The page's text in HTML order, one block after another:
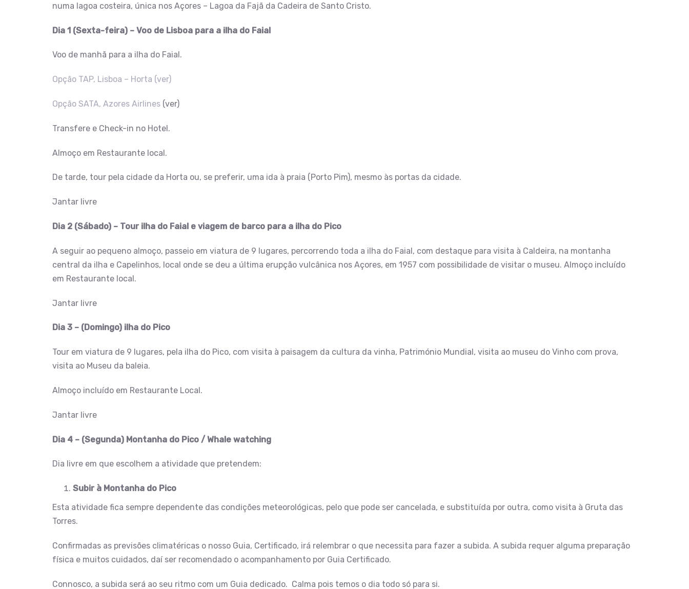
numa lagoa costeira, única nos Açores – Lagoa da Fajã da Cadeira de Santo Cristo.
Dia 1 (Sexta-feira) – Voo de Lisboa para a ilha do Faial
Voo de manhã para a ilha do Faial.
Opção TAP, Lisboa – Horta (ver)
Opção SATA, Azores Airlines (ver)
Transfere e Check-in no Hotel.
Almoço em Restaurante local.
De tarde, tour pela cidade da Horta ou, se preferir, uma ida à praia (Porto Pim), mesmo às portas da cidade.
Jantar livre
Dia 2 (Sábado) – Tour ilha do Faial e viagem de barco para a ilha do Pico
A seguir ao pequeno almoço, passeio em viatura de 9 lugares, percorrendo toda a ilha do Faial, com destaque para visita à Caldeira, na montanha
central da ilha e Capelinhos, local onde se deu a última erupção vulcânica nos Açores, em 1957 com possibilidade de visitar o museu. Almoço incluído
em Restaurante local.
Jantar livre
Dia 3 – (Domingo) ilha do Pico
Tour em viatura de 9 lugares, pela ilha do Pico, com visita à paisagem da cultura da vinha, Património Mundial, visita ao museu do Vinho com prova,
visita ao Museu da baleia.
Almoço incluído em Restaurante Local.
Jantar livre
Dia 4 – (Segunda) Montanha do Pico / Whale watching
Dia livre em que escolhem a atividade que pretendem:
Subir à Montanha do Pico
Esta atividade fica sempre dependente das condições meteorológicas, pelo que pode ser cancelada, e substituída por outra, como visita à Gruta das
Torres.
Confirmadas as previsões climatéricas o nosso Guia, Certificado, irá relembrar o que necessita para fazer a subida. A subida requer alguma preparação
física e muitos cuidados, daí ser recomendado o acompanhamento por Guia Certificado.
Connosco, a subida será ao seu ritmo com um Guia dedicado. Calma pois temos o dia todo só para si.